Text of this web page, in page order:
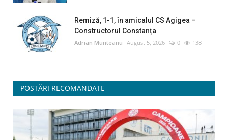
Remiză, 1-1, în amicalul CS Agigea –
Constructorul Constanța
Adrian Munteanu August 5, 2026 0 138
POSTĂRI RECOMANDATE